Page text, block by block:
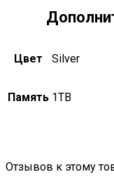
Цвет Silver
Память 1TB
Отзывов к этому